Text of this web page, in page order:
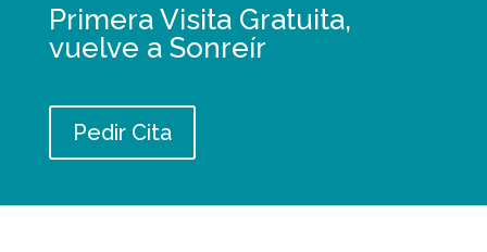
Primera Visita Gratuita,
vuelve a Sonreír
Pedir Cita